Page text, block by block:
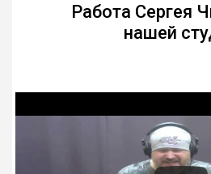
Работа Сергея
нашей